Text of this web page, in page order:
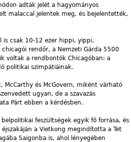
adták jelét a hagyományos
malaccal jelentek meg, és bejelentették,
is csak 10-12 ezer hippi, yippi,
rendőr, a Nemzeti Gárda 5500
voltak a rendbontók Chicagóban: a
politikai szimpátiáinak.
McCarthy és McGovern, miként várható
ugyan, de a szavazás
Párt ebben a kérdésben.
feszültségek egyik fő forrása, és
a Vietkong megindította a Tet
Saigonba is, ahol lényegében